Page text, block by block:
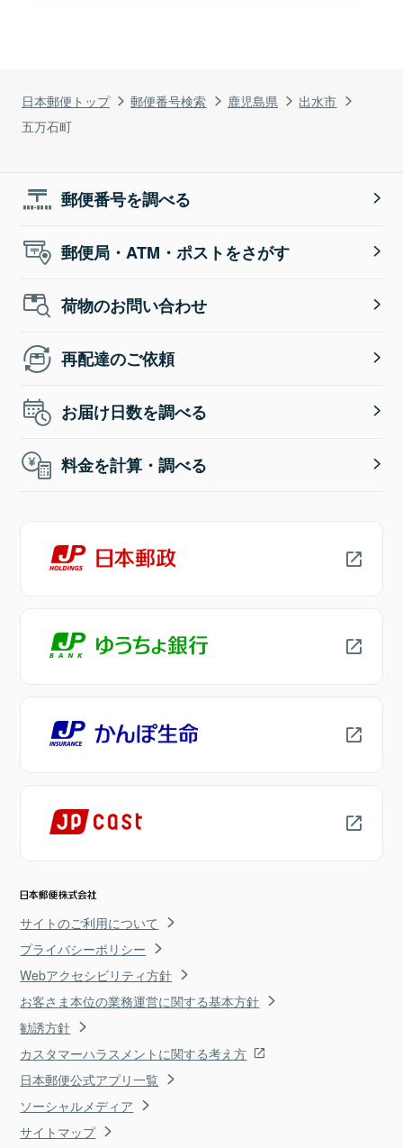
日本郵便トップ 郵便番号検索 鹿児島県
出水市
五万石町
郵便番号を調べる
郵便局・ATM・ポストをさがす
荷物のお問い合わせ
再配達のご依頼
お届け日数を調べる
料金を計算・調べる
サイトのご利用について
プライバシーポリシー
Webアクセシビリティ方針
お客さま本位の業務運営に関する基本方針
勧誘方針
カスタマーハラスメントに関する考え方
日本郵便公式アプリ一覧
ソーシャルメディア
サイトマップ